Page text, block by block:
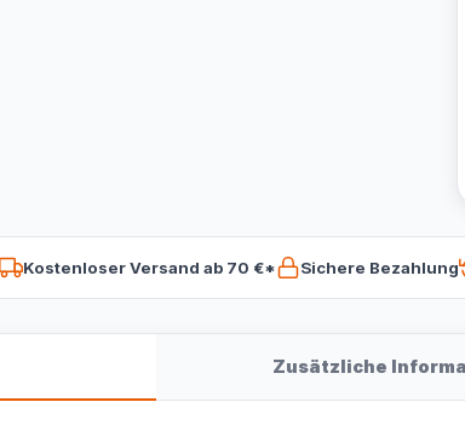
Kostenloser Versand ab 70 €* Sichere Bezahlung
Zusätzliche